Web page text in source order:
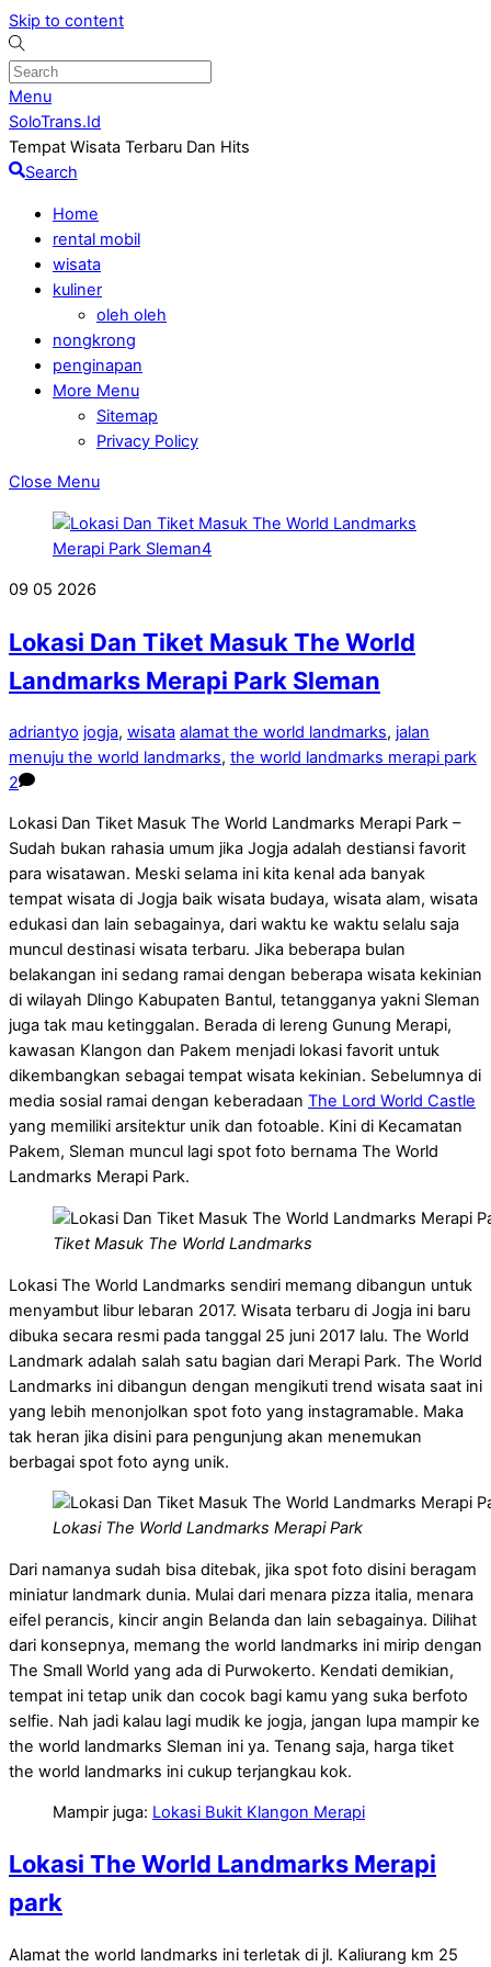
Skip to content
Menu
SoloTrans.Id
Tempat Wisata Terbaru Dan Hits
Search
Home
rental mobil
wisata
kuliner
oleh oleh
nongkrong
penginapan
More Menu
Sitemap
Privacy Policy
Close Menu
09 05 2026
Lokasi Dan Tiket Masuk The World
Landmarks Merapi Park Sleman
adriantyo jogja, wisata alamat the world landmarks, jalan
menuju the world landmarks, the world landmarks merapi park
2
Lokasi Dan Tiket Masuk The World Landmarks Merapi Park –
Sudah bukan rahasia umum jika Jogja adalah destiansi favorit
para wisatawan. Meski selama ini kita kenal ada banyak
tempat wisata di Jogja baik wisata budaya, wisata alam, wisata
edukasi dan lain sebagainya, dari waktu ke waktu selalu saja
muncul destinasi wisata terbaru. Jika beberapa bulan
belakangan ini sedang ramai dengan beberapa wisata kekinian
di wilayah Dlingo Kabupaten Bantul, tetangganya yakni Sleman
juga tak mau ketinggalan. Berada di lereng Gunung Merapi,
kawasan Klangon dan Pakem menjadi lokasi favorit untuk
dikembangkan sebagai tempat wisata kekinian. Sebelumnya di
media sosial ramai dengan keberadaan The Lord World Castle
yang memiliki arsitektur unik dan fotoable. Kini di Kecamatan
Pakem, Sleman muncul lagi spot foto bernama The World
Landmarks Merapi Park.
Tiket Masuk The World Landmarks
Lokasi The World Landmarks sendiri memang dibangun untuk
menyambut libur lebaran 2017. Wisata terbaru di Jogja ini baru
dibuka secara resmi pada tanggal 25 juni 2017 lalu. The World
Landmark adalah salah satu bagian dari Merapi Park. The World
Landmarks ini dibangun dengan mengikuti trend wisata saat ini
yang lebih menonjolkan spot foto yang instagramable. Maka
tak heran jika disini para pengunjung akan menemukan
berbagai spot foto ayng unik.
Lokasi The World Landmarks Merapi Park
Dari namanya sudah bisa ditebak, jika spot foto disini beragam
miniatur landmark dunia. Mulai dari menara pizza italia, menara
eifel perancis, kincir angin Belanda dan lain sebagainya. Dilihat
dari konsepnya, memang the world landmarks ini mirip dengan
The Small World yang ada di Purwokerto. Kendati demikian,
tempat ini tetap unik dan cocok bagi kamu yang suka berfoto
selfie. Nah jadi kalau lagi mudik ke jogja, jangan lupa mampir ke
the world landmarks Sleman ini ya. Tenang saja, harga tiket
the world landmarks ini cukup terjangkau kok.
Mampir juga: Lokasi Bukit Klangon Merapi
Lokasi The World Landmarks Merapi
park
Alamat the world landmarks ini terletak di jl. Kaliurang km 25